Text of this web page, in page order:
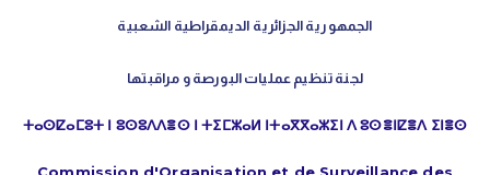
الجمهورية الجزائرية الديمقراطية الشعبية
لجنة تنظيم عمليات البورصة و مراقبتها
ⵜⴰⵙⵇⴰⵎⵓⵜ ⵏ ⵓⵙⵓⴷⴷⴻⵙ ⵏ ⵜⵉⵎⵣⴰⵍ ⵏⵜⴰⴳⴳⴰⵣⵉⵏ ⴷ ⵓⵙⴻⵏⵇⴻⴷ ⵉⵏⴻⵙ